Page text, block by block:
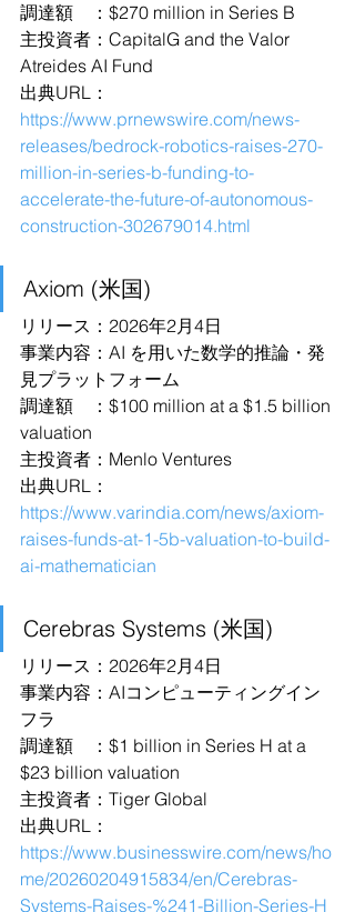
調達額　：$270 million in Series B
主投資者：CapitalG and the Valor
Atreides AI Fund
出典URL：
https://www.prnewswire.com/news-
releases/bedrock-robotics-raises-270-
million-in-series-b-funding-to-
accelerate-the-future-of-autonomous-
construction-302679014.html
Axiom (米国)
リリース：2026年2月4日
事業内容：AI を用いた数学的推論・発
見プラットフォーム
調達額　：$100 million at a $1.5 billion
valuation
主投資者：Menlo Ventures
出典URL：
https://www.varindia.com/news/axiom-
raises-funds-at-1-5b-valuation-to-build-
ai-mathematician
Cerebras Systems (米国)
リリース：2026年2月4日
事業内容：AIコンピューティングイン
フラ
調達額　：$1 billion in Series H at a
$23 billion valuation
主投資者：Tiger Global
出典URL：
https://www.businesswire.com/news/ho
me/20260204915834/en/Cerebras-
Systems-Raises-%241-Billion-Series-H